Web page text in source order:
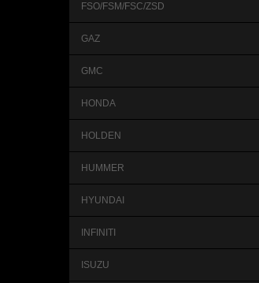
FSO/FSM/FSC/ZSD
GAZ
GMC
HONDA
HOLDEN
HUMMER
HYUNDAI
INFINITI
ISUZU